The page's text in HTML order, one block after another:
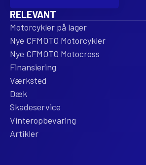
RELEVANT
Motorcykler på lager
Nye CFMOTO Motorcykler
Nye CFMOTO Motocross
Finansiering
Værksted
Dæk
Skadeservice
Vinteropbevaring
Artikler